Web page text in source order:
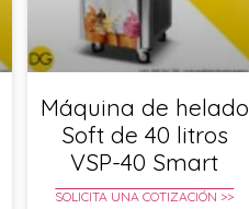
Máquina de helado
Soft de 40 litros
VSP-40 Smart
SOLICITA UNA COTIZACIÓN >>